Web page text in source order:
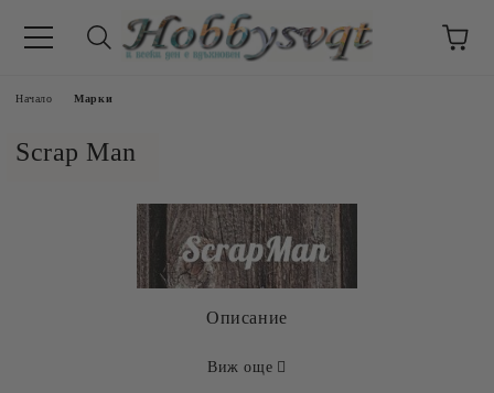
Начало Марки
Scrap Man
Описание
Виж още